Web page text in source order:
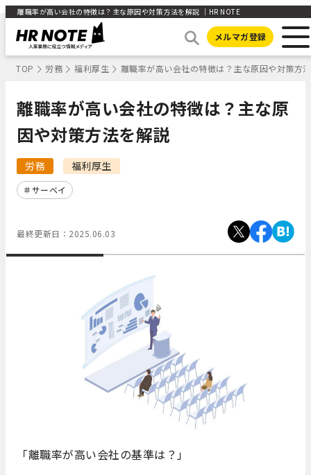
離職率が高い会社の特徴は？主な原因や対策方法を解説 ｜HR NOTE
メルマガ登録
TOP 労務 福利厚生 離職率が高い会社の特徴は？主な原因や対策方
離職率が高い会社の特徴は？主な原
因や対策方法を解説
労務 福利厚生
サーベイ
最終更新日： 2025.06.03
「離職率が高い会社の基準は？」